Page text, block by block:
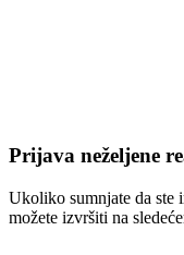
Prijava neželjene
Ukoliko sumnjate da ste
možete izvršiti na